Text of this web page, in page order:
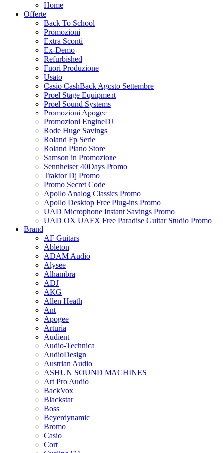
Home
Offerte
Back To School
Promozioni
Extra Sconti
Ex-Demo
Refurbished
Fuori Produzione
Usato
Casio CashBack Agosto Settembre
Proel Stage Equipment
Proel Sound Systems
Promozioni Apogee
Promozioni EngineDJ
Rode Huge Savings
Roland Fp Serie
Roland Piano Store
Samson in Promozione
Sennheiser 40Days Promo
Traktor Dj Promo
Promo Secret Code
Apollo Analog Classics Promo
Apollo Desktop Free Plug-ins Promo
UAD Microphone Instant Savings Promo
UAD OX UAFX Free Paradise Guitar Studio Promo
Brand
AF Guitars
Ableton
ADAM Audio
Alysee
Alhambra
ADJ
AKG
Allen Heath
Ant
Apogee
Arturia
Audient
Audio-Technica
AudioDesign
Austrian Audio
ASHUN SOUND MACHINES
Art Pro Audio
BackVox
Blackstar
Boss
Beyerdynamic
Bromo
Casio
Cort